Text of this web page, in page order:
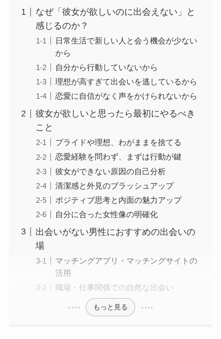
なぜ「彼女が欲しいのに出会えない」と
感じるのか？
日常生活で新しい人と会う機会が少ない
から
自分から行動していないから
理想が高すぎて出会いを逃しているから
恋愛に自信がなく声をかけられないから
彼女が欲しいと思ったら最初にやるべき
こと
プライドや理想、わがままを捨てる
恋愛経験を問わず、まずは行動が鍵
彼女ができない原因の自己分析
清潔感と外見のブラッシュアップ
ポジティブ思考と内面の魅力アップ
自分に合った女性像の明確化
出会いがない男性におすすめの出会いの
場
マッチングアプリ・マッチングサイトの
活用
職場・仕事関係での自然な出会い
もっと見る